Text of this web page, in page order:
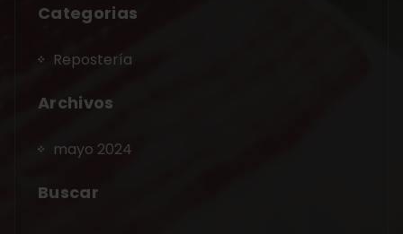
Categorias
Repostería
Archivos
mayo 2024
Buscar